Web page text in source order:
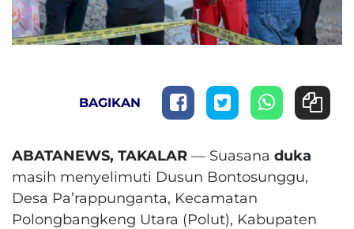
BAGIKAN
ABATANEWS, TAKALAR — Suasana duka
masih menyelimuti Dusun Bontosunggu,
Desa Pa’rappunganta, Kecamatan
Polongbangkeng Utara (Polut), Kabupaten